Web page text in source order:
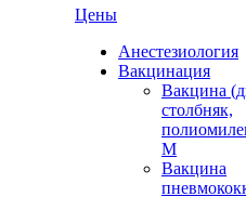
Цены
Анестезиология
Вакцинация
Вакцина
столбняк,
М
Вакцина